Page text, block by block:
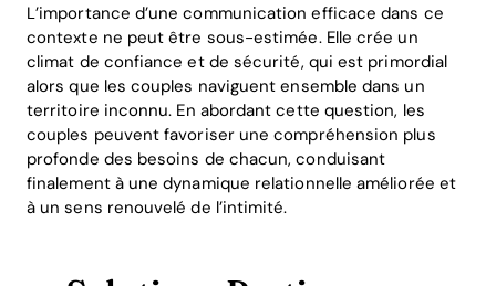
L’importance d’une communication efficace dans ce
contexte ne peut être sous-estimée. Elle crée un
climat de confiance et de sécurité, qui est primordial
alors que les couples naviguent ensemble dans un
territoire inconnu. En abordant cette question, les
couples peuvent favoriser une compréhension plus
profonde des besoins de chacun, conduisant
finalement à une dynamique relationnelle améliorée et
à un sens renouvelé de l’intimité.